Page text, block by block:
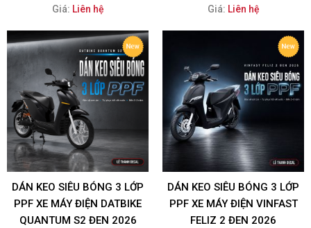
Giá: Liên hệ Giá: Liên hệ
DÁN KEO SIÊU BÓNG 3 LỚP
PPF XE MÁY ĐIỆN DATBIKE
QUANTUM S2 ĐEN 2026
DÁN KEO SIÊU BÓNG 3 LỚP
PPF XE MÁY ĐIỆN VINFAST
FELIZ 2 ĐEN 2026